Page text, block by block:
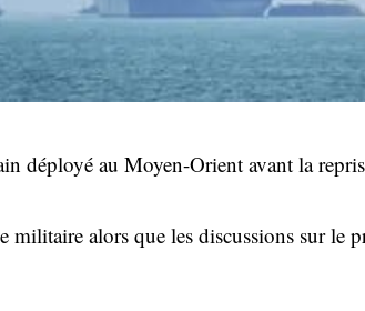
déployé au Moyen-Orient avant la
militaire alors que les discussions sur le